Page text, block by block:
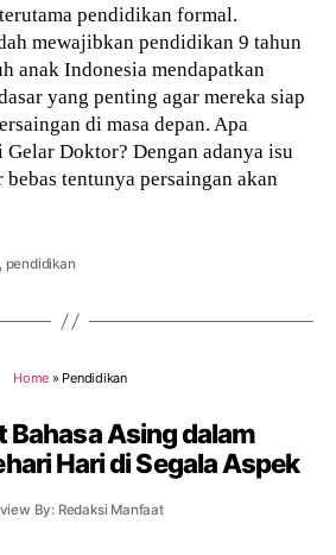
pendidikan formal.
mewajibkan pendidikan 9 tahun
anak Indonesia mendapatkan
yang penting agar mereka siap
di masa depan. Apa
Doktor? Dengan adanya isu
tentunya persaingan akan
pendidikan
Home » Pendidikan
Bahasa Asing dalam
Hari di Segala Aspek
By: Redaksi Manfaat